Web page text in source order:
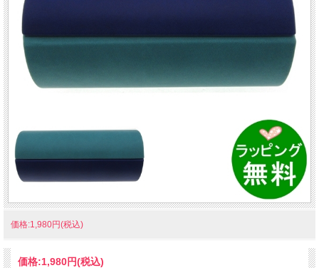
価格:1,980円(税込)
価格:1,980円(税込)